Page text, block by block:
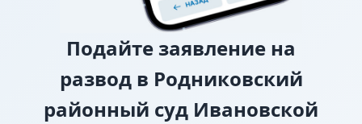
Подайте заявление на
развод в Родниковский
районный суд Ивановской